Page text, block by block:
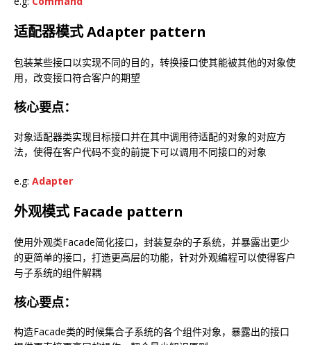
适配器模式 Adapter pattern
包装某些接口以实现不同的目的，转换接口使其能被其他的对象使
用，改变接口符合客户的期望
核心要点：
对象适配器类实现目标接口并在其中调用待适配的对象的对应方
法，使得在客户代码不变的前提下可以调用不同接口的对象
e.g: Adapter
外观模式 Facade pattern
使用外观类Facade简化接口，封装复杂的子系统，并暴露出更少
的更简单的接口，打造更高层的功能，针对外观编程可以使得客户
与子系统的组件解耦
核心要点：
构造Facade类的时候集合子系统的各个组件对象，暴露出的接口